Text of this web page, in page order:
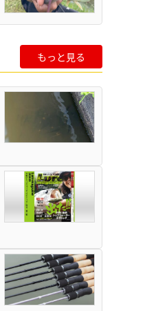
もっと見る